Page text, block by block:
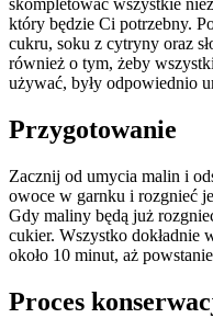
skompletować wszystkie
który będzie Ci potrzebny.
cukru, soku z cytryny oraz
również o tym, żeby
używać, były odpowiednio
Przygotowanie
Zacznij od umycia malin i
owoce w garnku i rozgnieć
Gdy maliny będą już
cukier. Wszystko dokładnie
około 10 minut, aż
Proces